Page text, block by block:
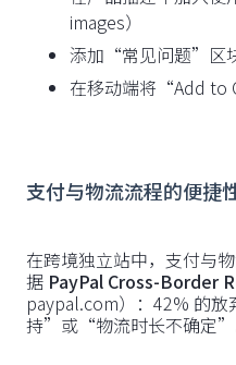
images）
添加“常见问题”区
在移动端将“Add to
支付与物流流程的便捷
在跨境独立站中，支付与
据 PayPal Cross-Border
paypal.com）：42% 的
持”或“物流时长不确定”